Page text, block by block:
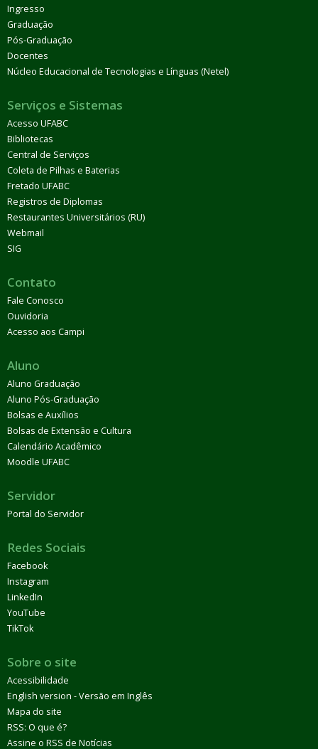
Ingresso
Graduação
Pós-Graduação
Docentes
Núcleo Educacional de Tecnologias e Línguas (Netel)
Serviços e Sistemas
Acesso UFABC
Bibliotecas
Central de Serviços
Coleta de Pilhas e Baterias
Fretado UFABC
Registros de Diplomas
Restaurantes Universitários (RU)
Webmail
SIG
Contato
Fale Conosco
Ouvidoria
Acesso aos Campi
Aluno
Aluno Graduação
Aluno Pós-Graduação
Bolsas e Auxílios
Bolsas de Extensão e Cultura
Calendário Acadêmico
Moodle UFABC
Servidor
Portal do Servidor
Redes Sociais
Facebook
Instagram
LinkedIn
YouTube
TikTok
Sobre o site
Acessibilidade
English version - Versão em Inglês
Mapa do site
RSS: O que é?
Assine o RSS de Notícias